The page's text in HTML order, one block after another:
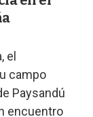
el
campo
Paysandú
encuentro